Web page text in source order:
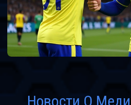
Новости О